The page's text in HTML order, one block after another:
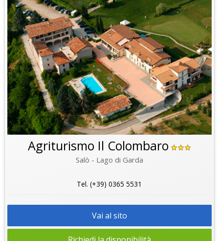
Agriturismo Il Colombaro
Salò - Lago di Garda
Tel. (+39) 0365 5531
Vai al sito